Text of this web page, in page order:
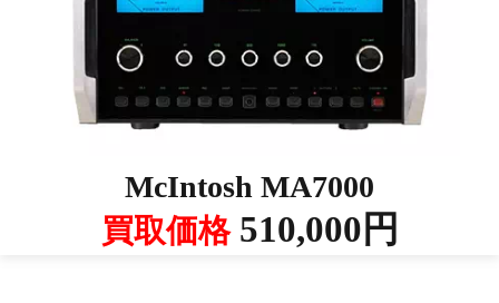
McIntosh MA7000
買取価格510,000円